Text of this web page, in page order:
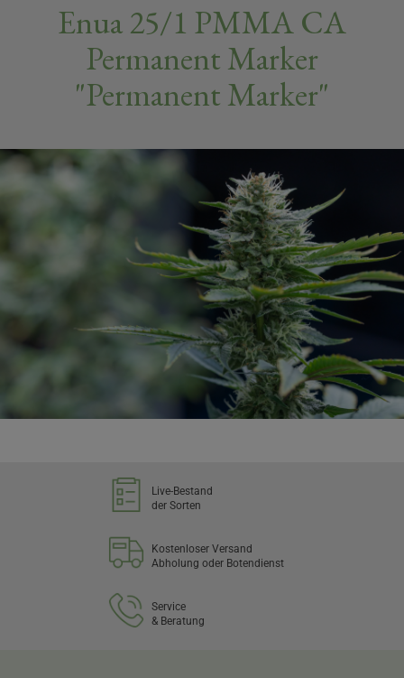
Enua 25/1 PMMA CA
Permanent Marker
"Permanent Marker"
Live-Bestand
der Sorten
Kostenloser Versand
Abholung oder Botendienst
Service
& Beratung